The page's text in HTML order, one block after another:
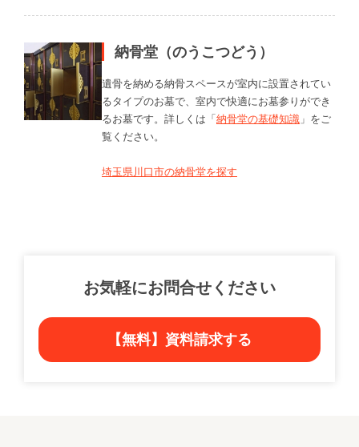
納骨堂（のうこつどう）
遺骨を納める納骨スペースが室内に設置されてい
るタイプのお墓で、室内で快適にお墓参りができ
るお墓です。詳しくは「納骨堂の基礎知識 」をご
覧ください。
埼玉県川口市の納骨堂を探す
お気軽にお問合せください
【無料】資料請求する